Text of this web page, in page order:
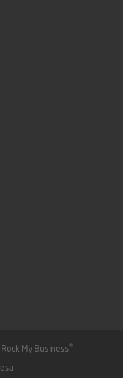
My Business®